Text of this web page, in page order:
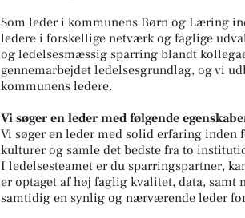
Som leder i kommunens Børn og Læring
ledere i forskellige netværk og faglige
og ledelsesmæssig sparring blandt
gennemarbejdet ledelsesgrundlag, og vi
kommunens ledere.
Vi søger en leder med følgende
Vi søger en leder med solid erfaring
kulturer og samle det bedste fra to
I ledelsesteamet er du sparringspartner,
er optaget af høj faglig kvalitet, data, samt
samtidig en synlig og nærværende leder